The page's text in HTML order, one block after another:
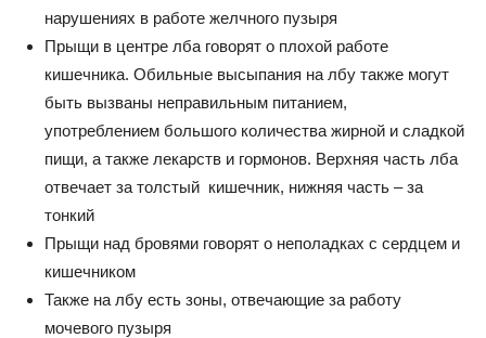
нарушениях в работе желчного пузыря
Прыщи в центре лба говорят о плохой работе
кишечника. Обильные высыпания на лбу также могут
быть вызваны неправильным питанием,
употреблением большого количества жирной и сладкой
пищи, а также лекарств и гормонов. Верхняя часть лба
отвечает за толстый кишечник, нижняя часть – за
тонкий
Прыщи над бровями говорят о неполадках с сердцем и
кишечником
Также на лбу есть зоны, отвечающие за работу
мочевого пузыря